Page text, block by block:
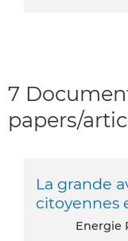
7
papers/
La grande
citoyennes